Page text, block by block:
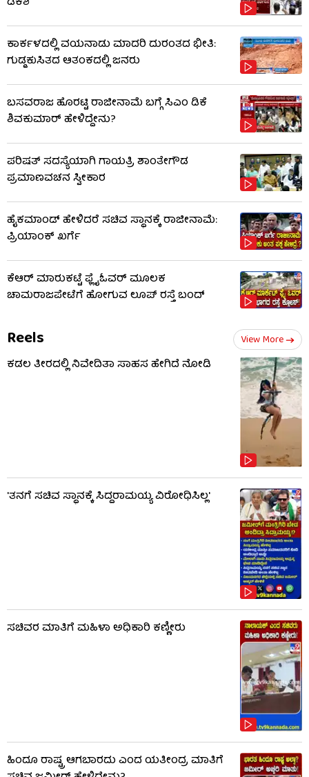
ಕಾರ್ಕಳದಲ್ಲಿ ವಯನಾಡು ಮಾದರಿ ದುರಂತದ ಭೀತಿ:
ಗುಡ್ಡಕುಸಿತದ ಆತಂಕದಲ್ಲಿ ಜನರು
ಬಸವರಾಜ ಹೊರಟ್ಟಿ ರಾಜೀನಾಮೆ ಬಗ್ಗೆ ಸಿಎಂ ಡಿಕೆ
ಶಿವಕುಮಾರ್ ಹೇಳಿದ್ದೇನು?
ಪರಿಷತ್ ಸದಸ್ಯೆಯಾಗಿ ಗಾಯತ್ರಿ ಶಾಂತೇಗೌಡ
ಪ್ರಮಾಣವಚನ ಸ್ವೀಕಾರ
ಹೈಕಮಾಂಡ್​​ ಹೇಳಿದರೆ ಸಚಿವ ಸ್ಥಾನಕ್ಕೆ ರಾಜೀನಾಮೆ:
ಪ್ರಿಯಾಂಕ್​​ ಖರ್ಗೆ
ಕೆಆರ್ ಮಾರುಕಟ್ಟೆ ಫ್ಲೈಓವರ್ ಮೂಲಕ
ಚಾಮರಾಜಪೇಟೆಗೆ ಹೋಗುವ ಲೂಪ್ ರಸ್ತೆ ಬಂದ್
Reels View More
ಕಡಲ ತೀರದಲ್ಲಿ ನಿವೇದಿತಾ ಸಾಹಸ ಹೇಗಿದೆ ನೋಡಿ
'ತನಗೆ ಸಚಿವ ಸ್ಥಾನಕ್ಕೆ ಸಿದ್ದರಾಮಯ್ಯ ವಿರೋಧಿಸಿಲ್ಲ'
ಸಚಿವರ ಮಾತಿಗೆ ಮಹಿಳಾ ಅಧಿಕಾರಿ ಕಣ್ಣೀರು
ಹಿಂದೂ ರಾಷ್ಟ್ರ ಆಗಬಾರದು ಎಂದ ಯತೀಂದ್ರ ಮಾತಿಗೆ